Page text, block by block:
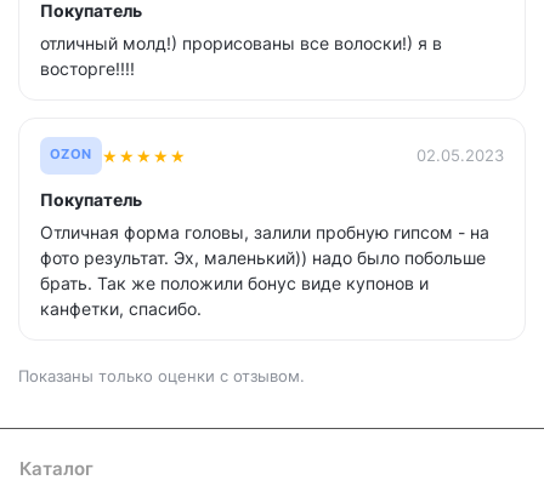
Покупатель
отличный молд!) прорисованы все волоски!) я в
восторге!!!!
OZON ★★★★★ 02.05.2023
Покупатель
Отличная форма головы, залили пробную гипсом - на
фото результат. Эх, маленький)) надо было побольше
брать. Так же положили бонус виде купонов и
канфетки, спасибо.
Показаны только оценки с отзывом.
Каталог